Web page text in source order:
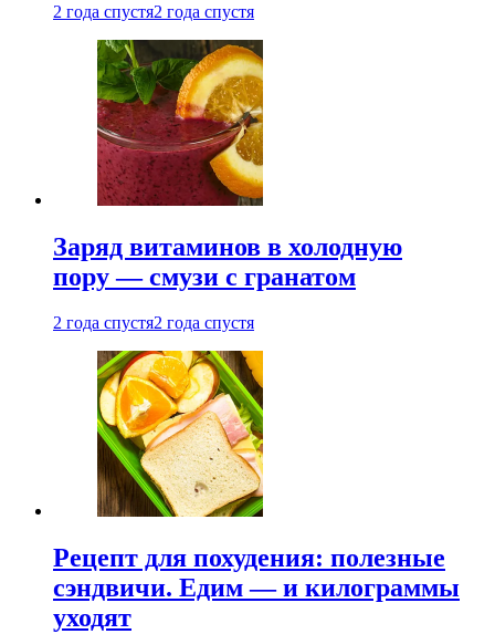
2 года спустя2 года спустя
Заряд витаминов в холодную
пору — смузи с гранатом
2 года спустя2 года спустя
Рецепт для похудения: полезные
сэндвичи. Едим — и килограммы
уходят